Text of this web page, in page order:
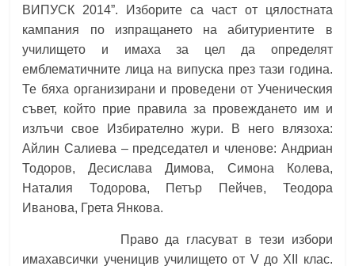
ВИПУСК 2014”. Изборите са част от цялостната
кампания по изпращането на абитуриентите в
училището и имаха за цел да определят
емблематичните лица на випуска през тази година.
Те бяха организирани и проведени от Ученическия
съвет, който прие правила за провеждането им и
излъчи свое Избирателно жури. В него влязоха:
Айлин Салиева – председател и членове: Андриан
Тодоров, Десислава Димова, Симона Колева,
Наталия Тодорова, Петър Пейчев, Теодора
Иванова, Грета Янкова.
Право да гласуват в тези избори
имахавсички ученицив училището от V до ХІІ клас.